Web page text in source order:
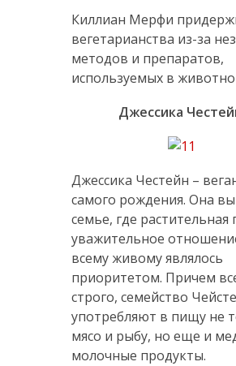
Киллиан Мерфи
вегетарианства из-за
методов и препаратов,
используемых в
Джессика
Джессика Честейн –
самого рождения. Она
семье, где
уважительное
всему живому являлось
приоритетом. Причем
строго, семейство
употребляют в пищу не
мясо и рыбу, но еще и
молочные продукты.